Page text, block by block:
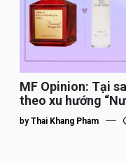
MF Opinion: Tại
theo xu hướng
by Thai Khang Pham